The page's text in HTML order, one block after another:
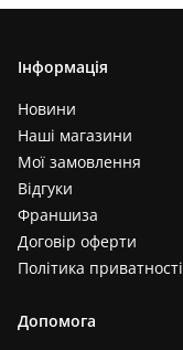
Інформація
Новини
Наші магазини
Мої замовлення
Відгуки
Франшиза
Договір оферти
Політика приватності
Допомога